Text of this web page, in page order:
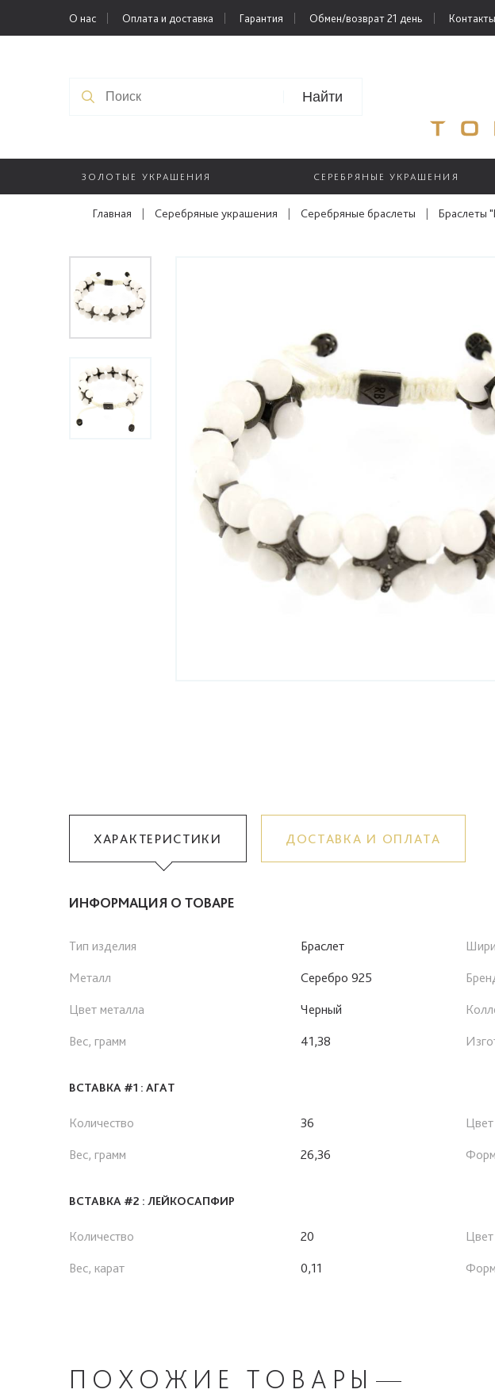
О нас Оплата и доставка Гарантия Обмен/возврат 21 день
Найти
ЗОЛОТЫЕ УКРАШЕНИЯ СЕРЕБРЯНЫЕ УКРАШЕНИЯ
Главная | Серебряные украшения | Серебряные браслеты | Браслеты
ХАРАКТЕРИСТИКИ ДОСТАВКА И ОПЛАТА
ИНФОРМАЦИЯ О ТОВАРЕ
Тип изделия
Браслет
Металл
Серебро 925
Цвет металла
Черный
Вес, грамм
41,38
ВСТАВКА #1 : АГАТ
Количество
36
Вес, грамм
26,36
Цвет
ВСТАВКА #2 : ЛЕЙКОСАПФИР
Количество
20
Вес, карат
0,11
Цвет
ПОХОЖИЕТОВАРЫ